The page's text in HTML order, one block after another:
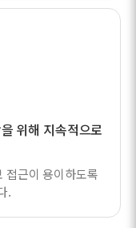
위해 지속적으로
접근이 용이하도록
.